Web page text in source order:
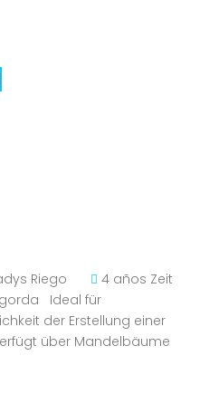
Riego
4 años Zeit
Ideal für
der Erstellung einer
über Mandelbäume